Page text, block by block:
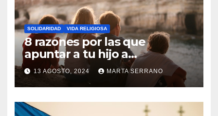
T
A
R
I
O
S
H
A
Y
SOLIDARIDAD VIDA RELIGIOSA
8 razones por las que
apuntar a tu hijo a
Catequesis
13 AGOSTO, 2024 MARTA SERRANO
N
O